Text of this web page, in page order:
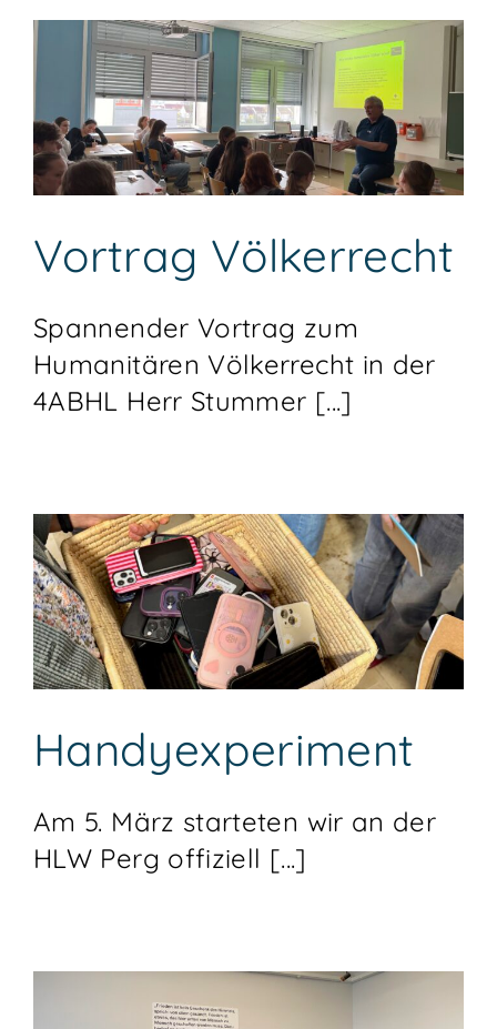
Vortrag Völkerrecht
Spannender Vortrag zum
Humanitären Völkerrecht in der
4ABHL Herr Stummer [...]
Handyexperiment
Am 5. März starteten wir an der
HLW Perg offiziell [...]